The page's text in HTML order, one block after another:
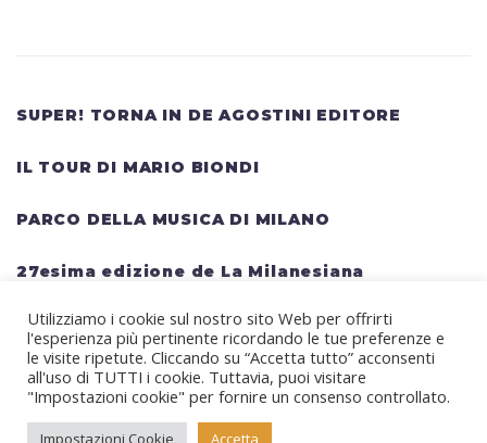
SUPER! TORNA IN DE AGOSTINI EDITORE
IL TOUR DI MARIO BIONDI
PARCO DELLA MUSICA DI MILANO
27esima edizione de La Milanesiana
HELLWATT FESTIVAL: una lineup gigantesca
per il festival estivo TRAVIS SCOTT, KANYE
WEST, SWEDISH HOUSE MAFIA, MARTIN
Utilizziamo i cookie sul nostro sito Web per offrirti
l'esperienza più pertinente ricordando le tue preferenze e
le visite ripetute. Cliccando su “Accetta tutto” acconsenti
all'uso di TUTTI i cookie. Tuttavia, puoi visitare
"Impostazioni cookie" per fornire un consenso controllato.
Impostazioni Cookie Accetta